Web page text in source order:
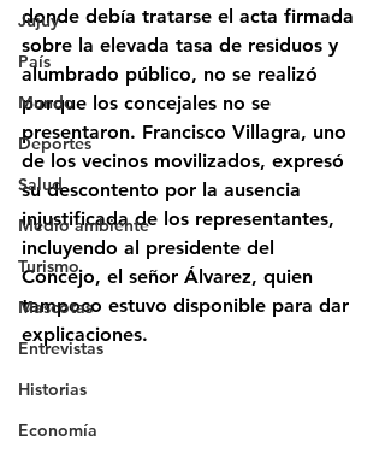
Jujuy
País
Mundo
Deportes
Salud
Medio ambiente
Turismo
Mascotas
Entrevistas
Historias
Economía
donde debía tratarse el acta firmada
sobre la elevada tasa de residuos y
alumbrado público, no se realizó
porque los concejales no se
presentaron. Francisco Villagra, uno
de los vecinos movilizados, expresó
su descontento por la ausencia
injustificada de los representantes,
incluyendo al presidente del
Concejo, el señor Álvarez, quien
tampoco estuvo disponible para dar
explicaciones.